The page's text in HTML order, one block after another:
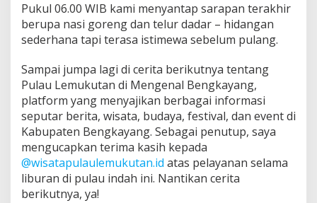
Pukul 06.00 WIB kami menyantap sarapan terakhir
berupa nasi goreng dan telur dadar – hidangan
sederhana tapi terasa istimewa sebelum pulang.
Sampai jumpa lagi di cerita berikutnya tentang
Pulau Lemukutan di Mengenal Bengkayang,
platform yang menyajikan berbagai informasi
seputar berita, wisata, budaya, festival, dan event di
Kabupaten Bengkayang. Sebagai penutup, saya
mengucapkan terima kasih kepada
@wisatapulaulemukutan.id atas pelayanan selama
liburan di pulau indah ini. Nantikan cerita
berikutnya, ya!